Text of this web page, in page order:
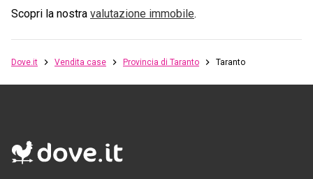
Scopri la nostra valutazione immobile.
Dove.it Vendita case Provincia di Taranto Taranto